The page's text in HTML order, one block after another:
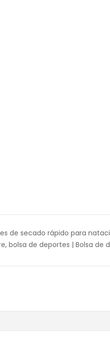
de secado rápido para
de deportes | Bolsa de